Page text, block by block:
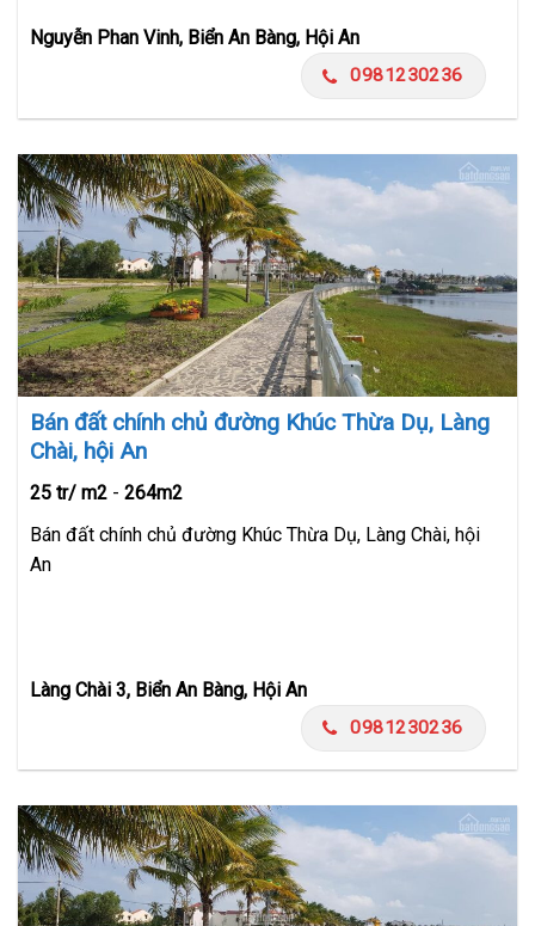
Nguyễn Phan Vinh, Biển An Bàng, Hội An
0981230236
Bán đất chính chủ đường Khúc Thừa Dụ, Làng
Chài, hội An
25 tr/ m2 - 264m2
Bán đất chính chủ đường Khúc Thừa Dụ, Làng Chài, hội
An
Làng Chài 3, Biển An Bàng, Hội An
0981230236